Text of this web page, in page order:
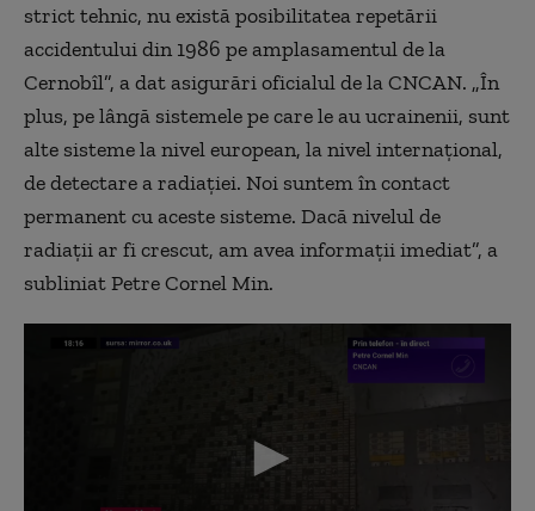
strict tehnic, nu există posibilitatea repetării
accidentului din 1986 pe amplasamentul de la
Cernobîl”, a dat asigurări oficialul de la CNCAN. „În
plus, pe lângă sistemele pe care le au ucrainenii, sunt
alte sisteme la nivel european, la nivel internațional,
de detectare a radiației. Noi suntem în contact
permanent cu aceste sisteme. Dacă nivelul de
radiații ar fi crescut, am avea informații imediat”, a
subliniat Petre Cornel Min.